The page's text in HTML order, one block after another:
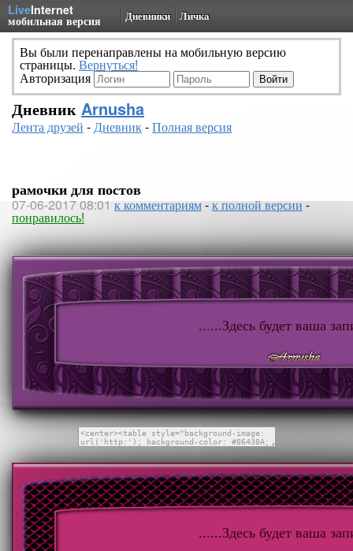
LiveInternet
мобильная версия Дневники Личка
Вы были перенаправлены на мобильную версию
страницы. Вернуться!
Авторизация
Дневник Arnusha
Лента друзей -Дневник-Полная версия
рамочки для постов
07-06-2017 08:01 к комментариям-к полной версии-
понравилось!
......Здесь будет ваша
......Здесь будет ваша